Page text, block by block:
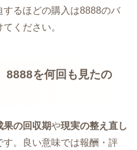
するほどの購入は8888のバ
ください。
8888を何回も見たの
果の回収期や現実の整え直し
。良い意味では報酬・評